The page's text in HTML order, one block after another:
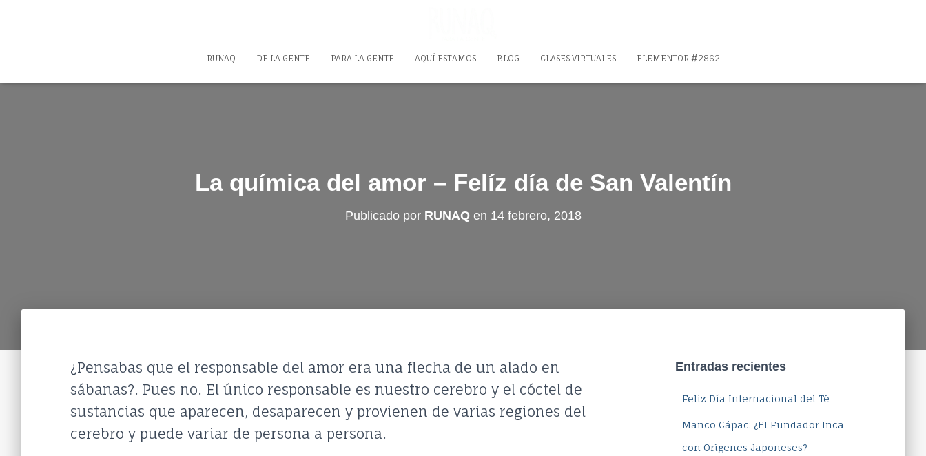
RUNAQ DE LA GENTE PARA LA GENTE AQUÍ ESTAMOS BLOG CLASES VIRTUALES ELEMENTOR #2862
La química del amor – Felíz día de San Valentín
Publicado por RUNAQen 14 febrero, 2018
¿Pensabas que el responsable del amor era una flecha de un alado en
sábanas?. Pues no. El único responsable es nuestro cerebro y el cóctel de
sustancias que aparecen, desaparecen y provienen de varias regiones del
cerebro y puede variar de persona a persona.
Entradas recientes
Feliz Día Internacional del Té
Manco Cápac: ¿El Fundador Inca
con Orígenes Japoneses?